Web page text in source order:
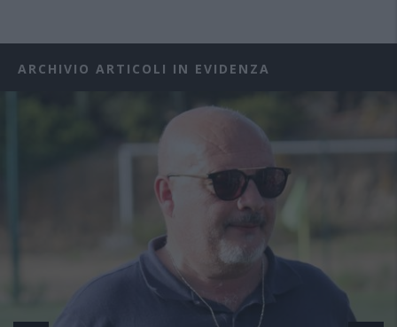
ARCHIVIO ARTICOLI IN EVIDENZA